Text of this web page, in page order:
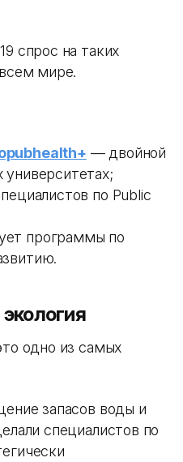
спрос на таких
мире.
— двойной
по Public
программы по
одно из самых
запасов воды и
специалистов по